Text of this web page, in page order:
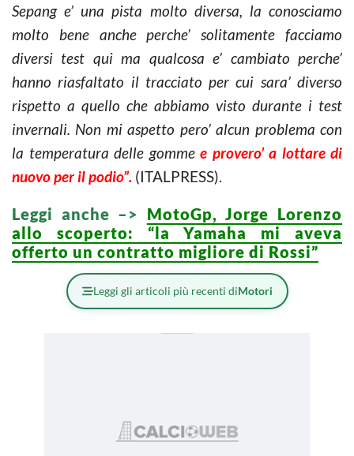
Sepang e’ una pista molto diversa, la conosciamo
molto bene anche perche’ solitamente facciamo
diversi test qui ma qualcosa e’ cambiato perche’
hanno riasfaltato il tracciato per cui sara’ diverso
rispetto a quello che abbiamo visto durante i test
invernali. Non mi aspetto pero’ alcun problema con
la temperatura delle gommee provero’ a lottare di
nuovo per il podio”. (ITALPRESS).
Leggi anche –> MotoGp, Jorge Lorenzo
allo scoperto: “la Yamaha mi aveva
offerto un contratto migliore di Rossi”
Leggi gli articoli più recenti diMotori